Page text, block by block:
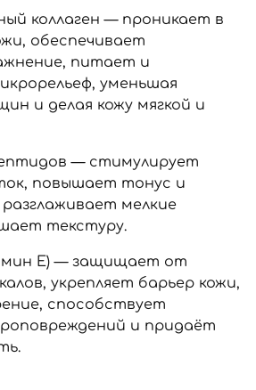
коллаген — проникает в
обеспечивает
питает и
уменьшая
и делая кожу мягкой и
— стимулирует
повышает тонус и
мелкие
текстуру.
E) — защищает от
укрепляет барьер кожи,
способствует
и придаёт